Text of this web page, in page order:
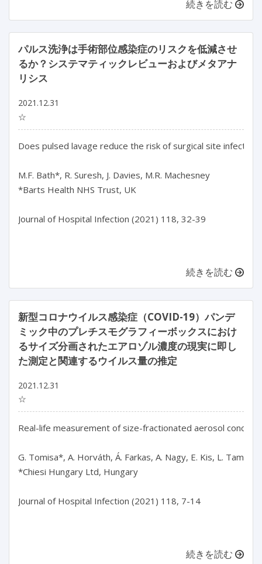
続きを読む
パルス洗浄は手術部位感染症のリスクを低減させ
るか？システマティックレビューおよびメタアナ
リシス
2021.12.31
☆
Does pulsed lavage reduce the risk of surgical site
M.F. Bath*, R. Suresh, J. Davies, M.R. Machesney
*Barts Health NHS Trust, UK
Journal of Hospital Infection (2021) 118, 32-39
続きを読む
新型コロナウイルス感染症（COVID-19）パンデ
ミック中のプレチスモグラフィーボックスにおけ
るサイズ分画されたエアロゾル濃度の現実に即し
た測定と関連するウイルス量の推定
2021.12.31
☆
Real-life measurement of size-fractionated aerosol
G. Tomisa*, A. Horváth, Á. Farkas, A. Nagy, E. Kis, L. Tamási
*Chiesi Hungary Ltd, Hungary
Journal of Hospital Infection (2021) 118, 7-14
続きを読む